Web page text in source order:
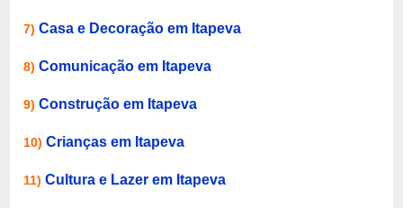
7)Casa e Decoração em Itapeva
8)Comunicação em Itapeva
9)Construção em Itapeva
10)Crianças em Itapeva
11)Cultura e Lazer em Itapeva